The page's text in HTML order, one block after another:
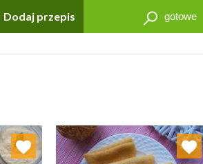
Dodaj przepis
Dodaj do ulubionych